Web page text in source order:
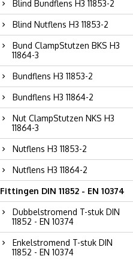
Blind Bundflens H3 11853-2
Blind Nutflens H3 11853-2
Bund ClampStutzen BKS H3
11864-3
Bundflens H3 11853-2
Bundflens H3 11864-2
Nut ClampStutzen NKS H3
11864-3
Nutflens H3 11853-2
Nutflens H3 11864-2
Fittingen DIN 11852 - EN 10374
Dubbelstromend T-stuk DIN
11852 - EN 10374
Enkelstromend T-stuk DIN
11852 - EN 10374